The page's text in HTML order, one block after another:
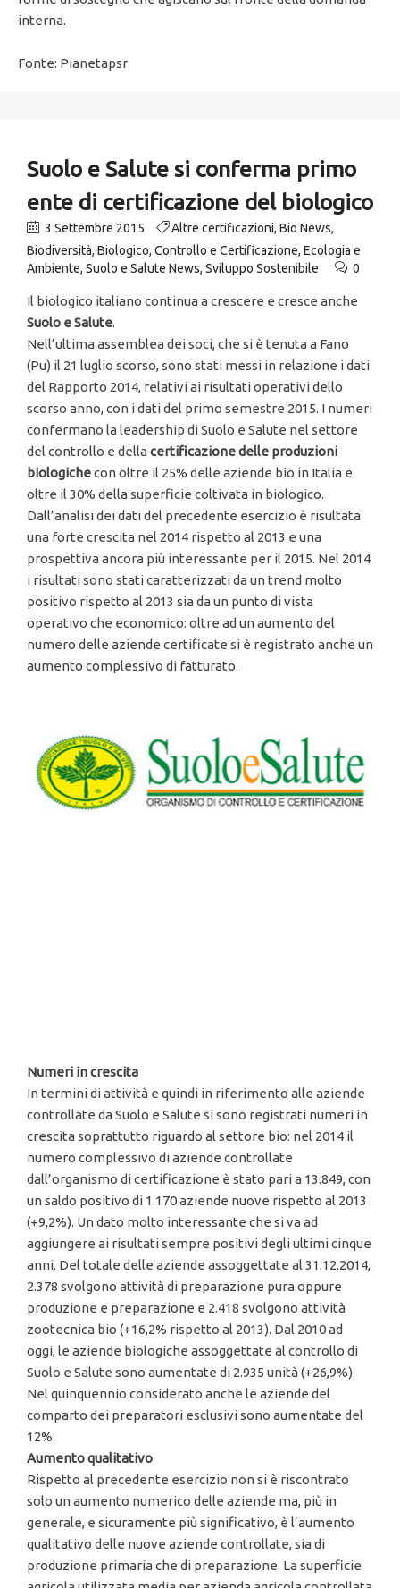
interna.
Fonte: Pianetapsr
Suolo e Salute si conferma primo
ente di certificazione del biologico
3 Settembre 2015 Altre certificazioni, Bio News,
Biodiversità, Biologico, Controllo e Certificazione, Ecologia e
Ambiente, Suolo e Salute News, Sviluppo Sostenibile 0
Il biologico italiano continua a crescere e cresce anche
Suolo e Salute.
Nell’ultima assemblea dei soci, che si è tenuta a Fano
(Pu) il 21 luglio scorso, sono stati messi in relazione i dati
del Rapporto 2014, relativi ai risultati operativi dello
scorso anno, con i dati del primo semestre 2015. I numeri
confermano la leadership di Suolo e Salute nel settore
del controllo e dellacertificazione delle produzioni
biologichecon oltre il 25% delle aziende bio in Italia e
oltre il 30% della superficie coltivata in biologico.
Dall’analisi dei dati del precedente esercizio è risultata
una forte crescita nel 2014 rispetto al 2013 e una
prospettiva ancora più interessante per il 2015. Nel 2014
i risultati sono stati caratterizzati da un trend molto
positivo rispetto al 2013 sia da un punto di vista
operativo che economico: oltre ad un aumento del
numero delle aziende certificate si è registrato anche un
aumento complessivo di fatturato.
Numeri in crescita
In termini di attività e quindi in riferimento alle aziende
controllate da Suolo e Salute si sono registrati numeri in
crescita soprattutto riguardo al settore bio: nel 2014 il
numero complessivo di aziende controllate
dall’organismo di certificazione è stato pari a 13.849, con
un saldo positivo di 1.170 aziende nuove rispetto al 2013
(+9,2%). Un dato molto interessante che si va ad
aggiungere ai risultati sempre positivi degli ultimi cinque
anni. Del totale delle aziende assoggettate al 31.12.2014,
2.378 svolgono attività di preparazione pura oppure
produzione e preparazione e 2.418 svolgono attività
zootecnica bio (+16,2% rispetto al 2013). Dal 2010 ad
oggi, le aziende biologiche assoggettate al controllo di
Suolo e Salute sono aumentate di 2.935 unità (+26,9%).
Nel quinquennio considerato anche le aziende del
comparto dei preparatori esclusivi sono aumentate del
12%.
Aumento qualitativo
Rispetto al precedente esercizio non si è riscontrato
solo un aumento numerico delle aziende ma, più in
generale, e sicuramente più significativo, è l’aumento
qualitativo delle nuove aziende controllate, sia di
produzione primaria che di preparazione. La superficie